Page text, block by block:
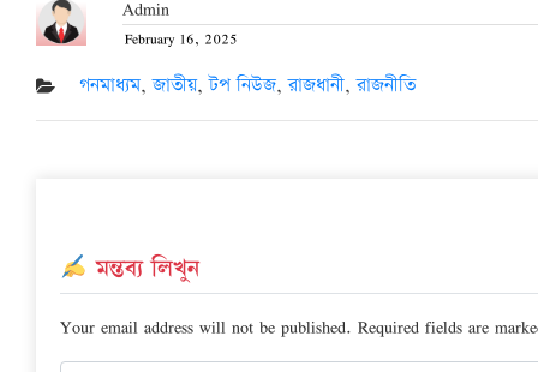
Admin
Posted
on
February 16, 2025
গনমাধ্যম,জাতীয়,টপ নিউজ,রাজধানী,রাজনীতি
মন্তব্য লিখুন
Your email address will not be published. Required fields are